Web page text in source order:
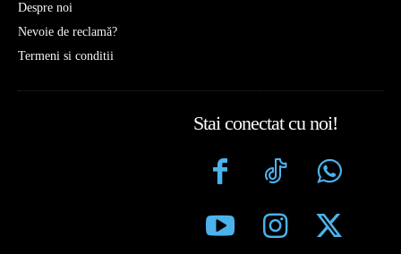
Despre noi
Nevoie de reclamă?
Termeni si conditii
Stai conectat cu noi!